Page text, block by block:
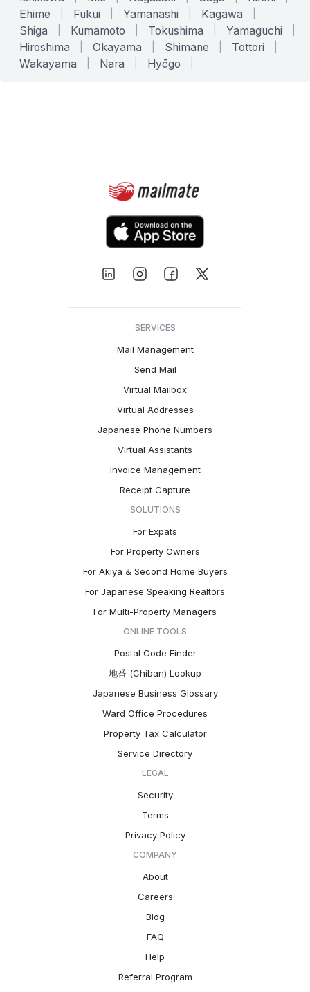
Ehime Fukui Yamanashi Kagawa
Shiga Kumamoto Tokushima Yamaguchi
Hiroshima Okayama Shimane Tottori
Wakayama Nara Hyōgo
SERVICES
Mail Management
Send Mail
Virtual Mailbox
Virtual Addresses
Japanese Phone Numbers
Virtual Assistants
Invoice Management
Receipt Capture
SOLUTIONS
For Expats
For Property Owners
For Akiya & Second Home Buyers
For Japanese Speaking Realtors
For Multi-Property Managers
ONLINE TOOLS
Postal Code Finder
地番 (Chiban) Lookup
Japanese Business Glossary
Ward Office Procedures
Property Tax Calculator
Service Directory
LEGAL
Security
Terms
Privacy Policy
COMPANY
About
Careers
Blog
FAQ
Help
Referral Program